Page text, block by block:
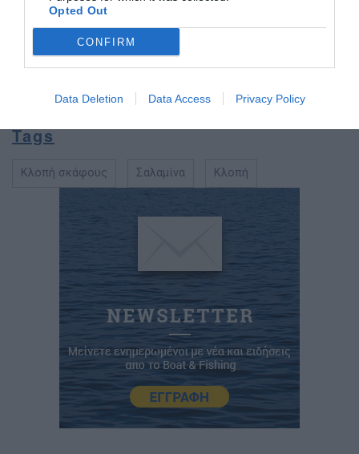
Opted Out
CONFIRM
Data Deletion Data Access Privacy Policy
Όπως φαίνεται οι κλέφτες ήθελαν τα πράγματα που θα
μπορούσαν εύκολα να αφαιρέσουν και να πουλήσουν στο
κύκλωμα κλεμμένων κινητήρων που έχει πάρει μεγάλες
τις τοπικές αρχές.
Tags
Κλοπή σκάφους Σαλαμίνα Κλοπή